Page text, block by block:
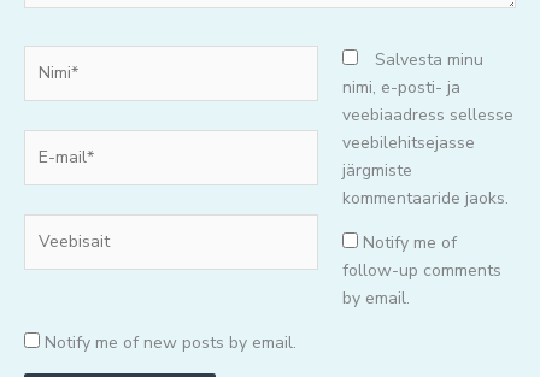
mail*
Salvesta minu
nimi, e-posti- ja
veebiaadress sellesse
veebilehitsejasse
järgmiste
kommentaaride jaoks.
Notify me of
follow-up comments
by email.
Notify me of new posts by email.